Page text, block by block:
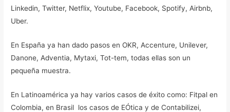
Linkedin, Twitter, Netflix, Youtube, Facebook, Spotify, Airbnb,
Uber.
En España ya han dado pasos en OKR, Accenture, Unilever,
Danone, Adventia, Mytaxi, Tot-tem, todas ellas son un
pequeña muestra.
En Latinoamérica ya hay varios casos de éxito como: Fitpal en
Colombia, en Brasil los casos de EÓtica y de Contabilizei,